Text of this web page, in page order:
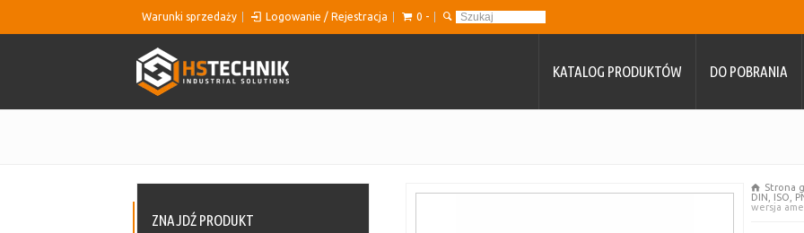
Warunki sprzedaży Logowanie / Rejestracja 0 -
KATALOG PRODUKTÓW DO POBRANIA
Strona
DIN, ISO,
wersja
ZNAJDŹ PRODUKT